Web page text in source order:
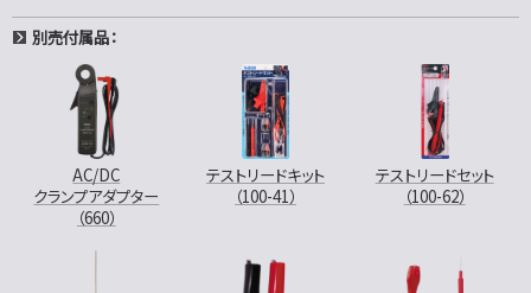
別売付属品：
AC/DC
クランプアダプター
（660）
テストリードキット
（100-41）
テストリードセット
（100-62）